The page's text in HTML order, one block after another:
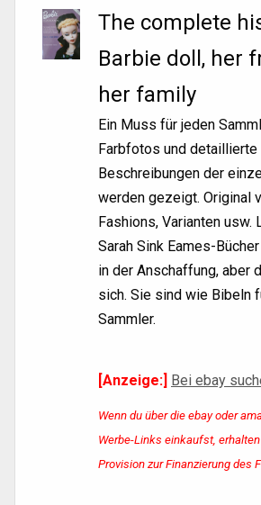
The complete
Barbie doll, her
her family
Ein Muss für jeden
Farbfotos und detaillierte
Beschreibungen der
werden gezeigt. Original
Fashions, Varianten usw.
Sarah Sink Eames-
in der Anschaffung, aber
sich. Sie sind wie Bibeln
Sammler.
[Anzeige:] Bei ebay
Wenn du über die ebay oder
Werbe-Links einkaufst,
Provision zur Finanzierung des